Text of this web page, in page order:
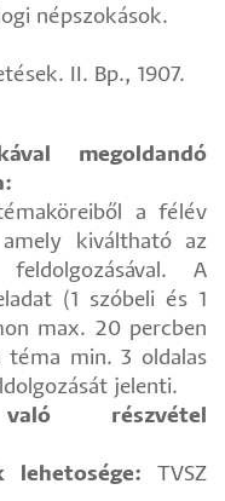
népszokások.
II. Bp., 1907.
megoldandó
a félév
kiváltható az
A
(1 szóbeli és 1
max. 20 percben
min. 3 oldalas
jelenti.
részvétel
lehetosége: TVSZ